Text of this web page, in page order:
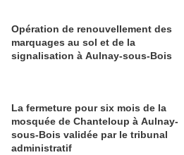
Opération de renouvellement des
marquages au sol et de la
signalisation à Aulnay-sous-Bois
La fermeture pour six mois de la
mosquée de Chanteloup à Aulnay-
sous-Bois validée par le tribunal
administratif